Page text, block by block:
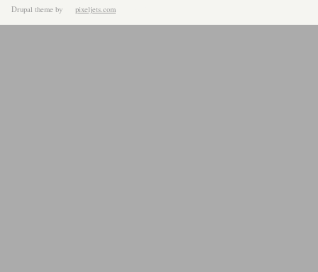
Drupal theme by pixeljets.com